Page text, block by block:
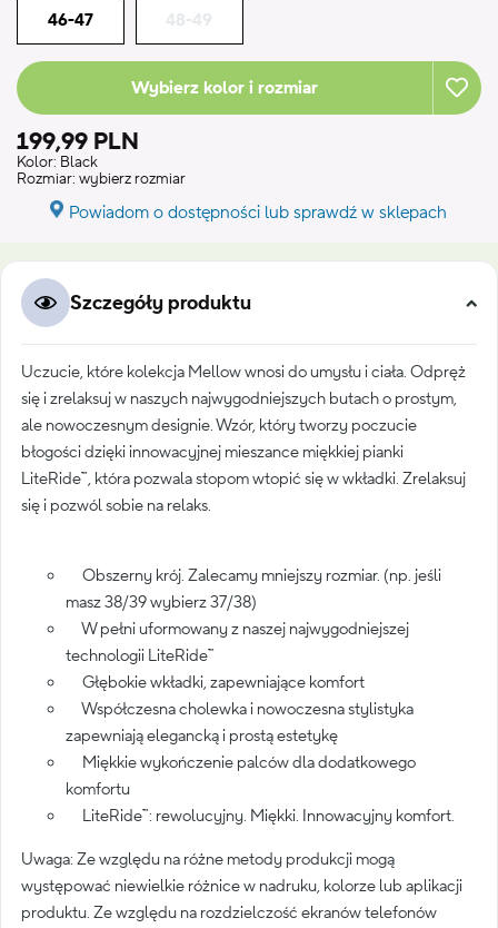
46-47 48-49
Wybierz kolor i rozmiar
199,99 PLN
Kolor: Black
Rozmiar: wybierz rozmiar
Powiadom o dostępności lub sprawdź w sklepach
Szczegóły produktu
Uczucie, które kolekcja Mellow wnosi do umysłu i ciała. Odpręż
się i zrelaksuj w naszych najwygodniejszych butach o prostym,
ale nowoczesnym designie. Wzór, który tworzy poczucie
błogości dzięki innowacyjnej mieszance miękkiej pianki
LiteRide™, która pozwala stopom wtopić się w wkładki. Zrelaksuj
się i pozwól sobie na relaks.
Obszerny krój. Zalecamy mniejszy rozmiar. (np. jeśli
masz 38/39 wybierz 37/38)
W pełni uformowany z naszej najwygodniejszej
technologii LiteRide™
Głębokie wkładki, zapewniające komfort
Współczesna cholewka i nowoczesna stylistyka
zapewniają elegancką i prostą estetykę
Miękkie wykończenie palców dla dodatkowego
komfortu
LiteRide™: rewolucyjny. Miękki. Innowacyjny komfort.
Uwaga: Ze względu na różne metody produkcji mogą
występować niewielkie różnice w nadruku, kolorze lub aplikacji
produktu. Ze względu na rozdzielczość ekranów telefonów